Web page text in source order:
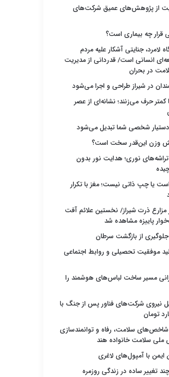
از پژوهش‌های عمیق شرکت‌های
قرار چه بیماری است؟
لامرد، جنایتی آشکار علیه مردم
انسانی است/ قدردانی از مدیریت
در بحران
در شیراز طراحی و اجرا می‌شود
حرف می‌زنند؛ نشانه‌ای از عصر
دستیار شخصی شما تبدیل می‌شود
وزن این‌قدر سخت است؟
تراشه‌های نوری؛ هدایت نور بدون
یا چپ ذاتی نیست؛ مغز با تکرار
مزارع ذرت شیراز/ نخستین علائم آفت
پاییزه مشاهده شد
جلوگیری از بازگشت سرطان
موفقیت تحصیلی و روابط اجتماعی
مسیر ساخت لباس‌های هوشمند را
نیروی شرکت‌های فناور پس از جنگ با
شاخص‌های سلامت، رفاه و توانمندسازی
ملی سلامت خانواده هند
با آمپول‌های لاغری
چند تغییر ساده در زندگی روزمره